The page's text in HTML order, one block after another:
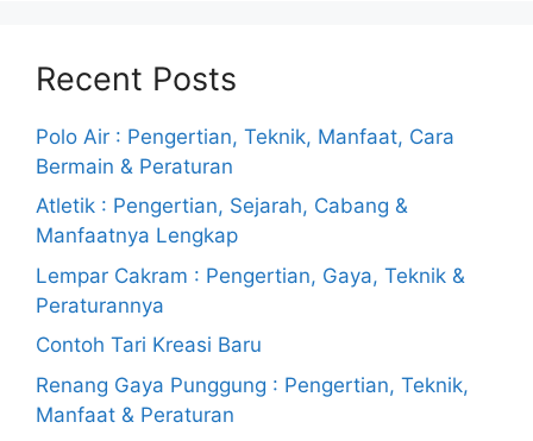
Recent Posts
Polo Air : Pengertian, Teknik, Manfaat, Cara
Bermain & Peraturan
Atletik : Pengertian, Sejarah, Cabang &
Manfaatnya Lengkap
Lempar Cakram : Pengertian, Gaya, Teknik &
Peraturannya
Contoh Tari Kreasi Baru
Renang Gaya Punggung : Pengertian, Teknik,
Manfaat & Peraturan